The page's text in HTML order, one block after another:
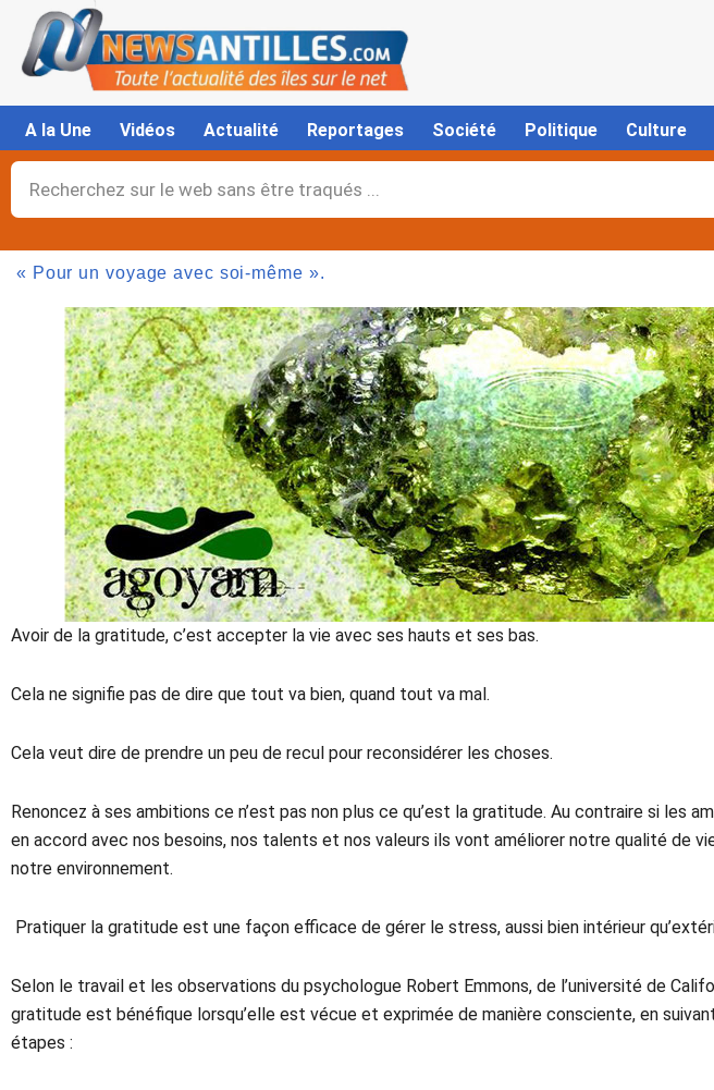
contenu
A la Une Vidéos Actualité Reportages Société Politique Culture
Rechercher
« Pour un voyage avec soi-même ».
Avoir de la gratitude, c’est accepter la vie avec ses hauts et ses bas.
Cela ne signifie pas de dire que tout va bien, quand tout va mal.
Cela veut dire de prendre un peu de recul pour reconsidérer les choses.
Renoncez à ses ambitions ce n’est pas non plus ce qu’est la gratitude. Au contraire si les
en accord avec nos besoins, nos talents et nos valeurs ils vont améliorer notre qualité de
notre environnement.
Pratiquer la gratitude est une façon efficace de gérer le stress, aussi bien intérieur
Selon le travail et les observations du psychologue Robert Emmons, de l’université de
gratitude est bénéfique lorsqu’elle est vécue et exprimée de manière consciente, en
étapes :